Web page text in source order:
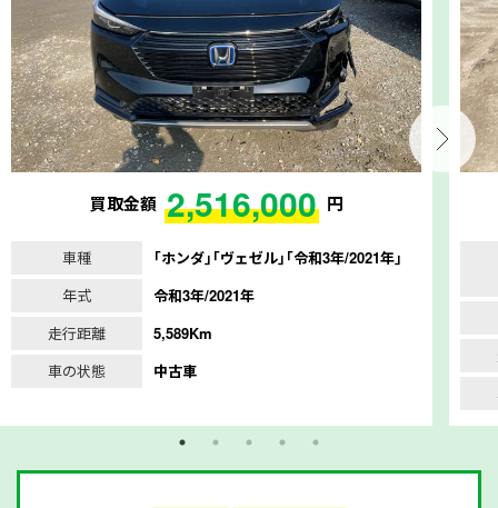
買取金額 2,516,000 円
車種
｢ホンダ｣｢ヴェゼル｣｢令和3年/2021年｣
年式
令和3年/2021年
走行距離
5,589Km
車の状態
中古車